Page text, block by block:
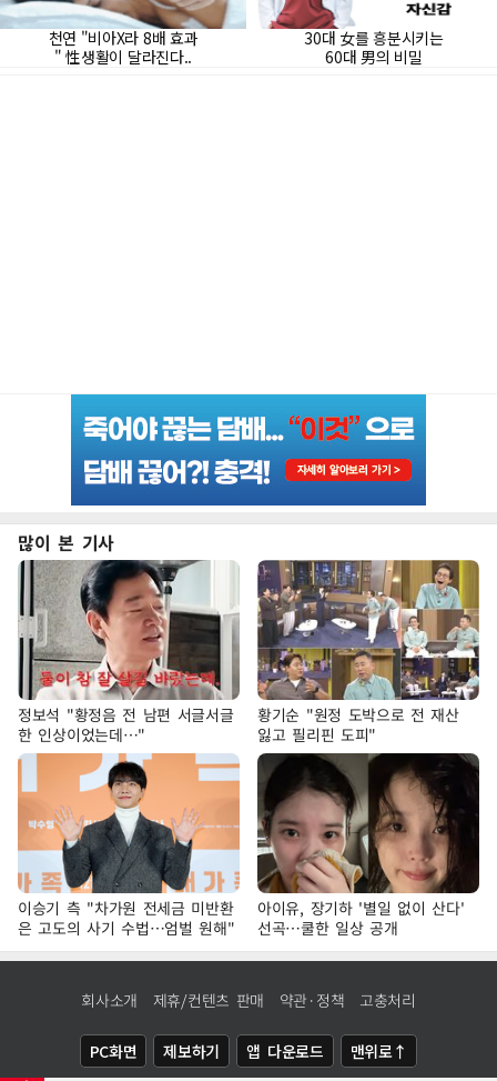
많이 본 기사
정보석 "황정음 전 남편 서글서글
한 인상이었는데…"
황기순 "원정 도박으로 전 재산
잃고 필리핀 도피"
이승기 측 "차가원 전세금 미반환
은 고도의 사기 수법…엄벌 원해"
아이유, 장기하 '별일 없이 산다'
선곡…쿨한 일상 공개
회사소개 제휴/컨텐츠 판매 약관·정책 고충처리
PC화면 제보하기 앱 다운로드 맨위로↑